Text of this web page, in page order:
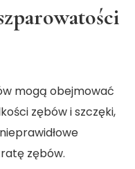
mogą obejmować
zębów i szczęki,
zębów.